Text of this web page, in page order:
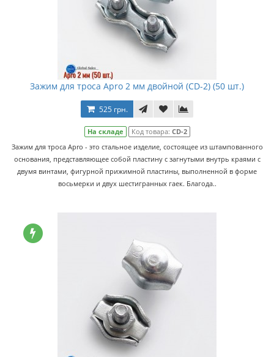
Зажим для троса Apro 2 мм двойной (CD-2) (50 шт.)
525 грн.
На складе Код товара: CD-2
Зажим для троса Apro - это стальное изделие, состоящее из штампованного
основания, представляющее собой пластину с загнутыми внутрь краями с
двумя винтами, фигурной прижимной пластины, выполненной в форме
восьмерки и двух шестигранных гаек. Благода..